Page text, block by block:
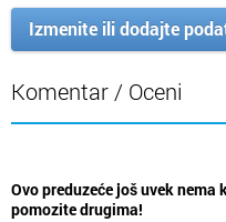
Izmenite ili dodajte
Komentar / Oceni
Ovo preduzeće još uvek
pomozite drugima!